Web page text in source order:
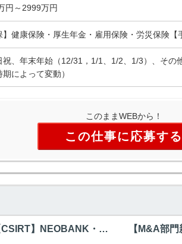
円～2999万円
】健康保険・厚生年金・雇用保険・労災保険【
祝、年末年始（12/31，1/1、1/2、1/3）、そ
期によって変動）
このままWEBから！
この仕事に応募する
【CSIRT】NEOBANK・東証上場ネット専業銀行におけるサイバーセキュリティ担当/～1100万